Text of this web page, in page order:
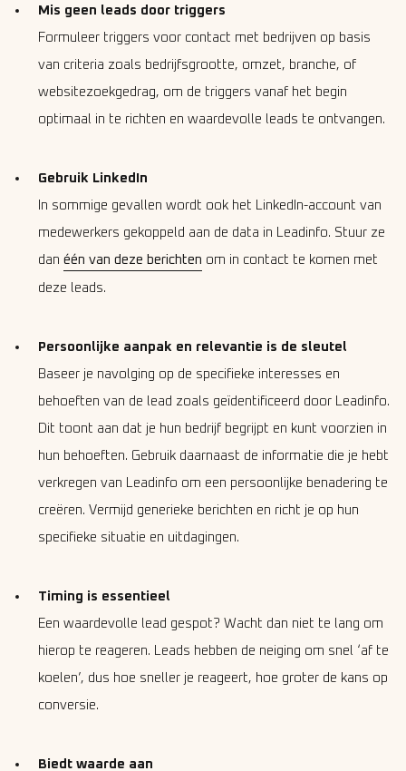
Mis geen leads door triggers
Formuleer triggers voor contact met bedrijven op basis
van criteria zoals bedrijfsgrootte, omzet, branche, of
websitezoekgedrag, om de triggers vanaf het begin
optimaal in te richten en waardevolle leads te ontvangen.
Gebruik LinkedIn
In sommige gevallen wordt ook het LinkedIn-account van
medewerkers gekoppeld aan de data in Leadinfo. Stuur ze
dan één van deze berichten om in contact te komen met
deze leads.
Persoonlijke aanpak en relevantie is de sleutel
Baseer je navolging op de specifieke interesses en
behoeften van de lead zoals geïdentificeerd door Leadinfo.
Dit toont aan dat je hun bedrijf begrijpt en kunt voorzien in
hun behoeften. Gebruik daarnaast de informatie die je hebt
verkregen van Leadinfo om een persoonlijke benadering te
creëren. Vermijd generieke berichten en richt je op hun
specifieke situatie en uitdagingen.
Timing is essentieel
Een waardevolle lead gespot? Wacht dan niet te lang om
hierop te reageren. Leads hebben de neiging om snel ‘af te
koelen’, dus hoe sneller je reageert, hoe groter de kans op
conversie.
Biedt waarde aan